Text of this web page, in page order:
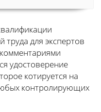
труда для экспертов
удостоверение
котируется на
контролирующих